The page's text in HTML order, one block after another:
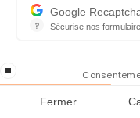
?
Google
Sécurise nos
stop loading
Fermer
politique de